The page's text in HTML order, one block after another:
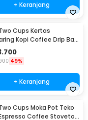
+ Keranjang
Cups Kertas
Kopi Coffee Drip Bag
50PCS - T111
49%
+ Keranjang
Cups Moka Pot Teko
Coffee Stovetop